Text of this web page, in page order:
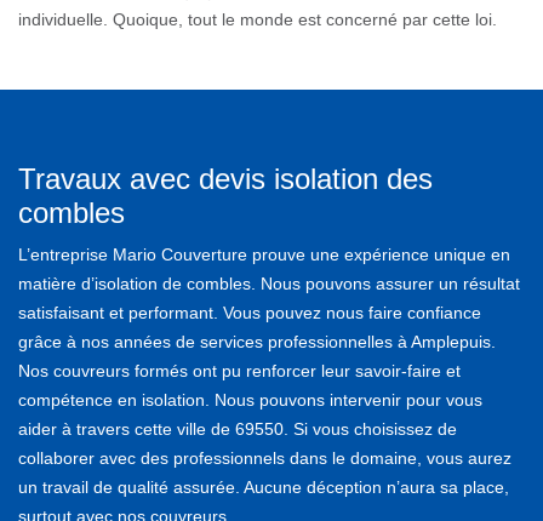
individuelle. Quoique, tout le monde est concerné par cette loi.
Travaux avec devis isolation des
combles
L’entreprise Mario Couverture prouve une expérience unique en
matière d’isolation de combles. Nous pouvons assurer un résultat
satisfaisant et performant. Vous pouvez nous faire confiance
grâce à nos années de services professionnelles à Amplepuis.
Nos couvreurs formés ont pu renforcer leur savoir-faire et
compétence en isolation. Nous pouvons intervenir pour vous
aider à travers cette ville de 69550. Si vous choisissez de
collaborer avec des professionnels dans le domaine, vous aurez
un travail de qualité assurée. Aucune déception n’aura sa place,
surtout avec nos couvreurs.